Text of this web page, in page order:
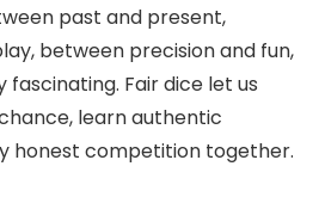
past and present,
between precision and fun,
fascinating. Fair dice let us
learn authentic
honest competition together.